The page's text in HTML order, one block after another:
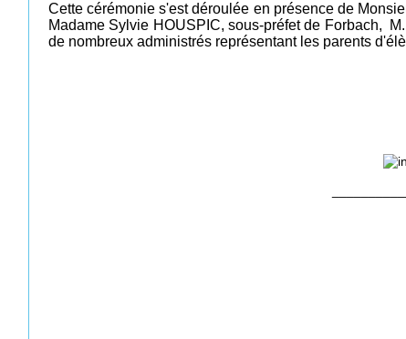
Cette cérémonie s'est déroulée en présence de
Madame Sylvie HOUSPIC, sous-préfet de Forbach,
de nombreux administrés représentant les parents